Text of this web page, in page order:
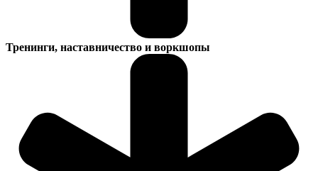
Тренинги, наставничество и воркшопы